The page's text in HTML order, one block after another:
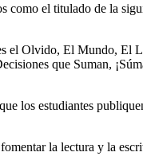
como el titulado de la
el Olvido, El Mundo, El
que Suman,
los estudiantes
la lectura y la